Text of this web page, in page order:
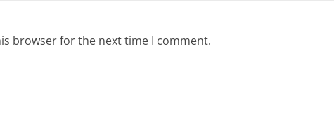
browser for the next time I comment.